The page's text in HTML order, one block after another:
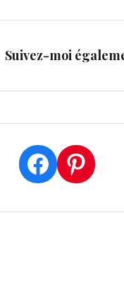
Suivez-moi
Facebook